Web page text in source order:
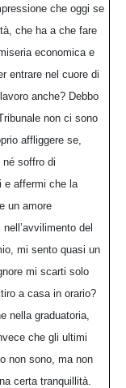
che oggi se
che ha a che fare
economica e
entrare nel cuore di
anche? Debbo
non ci sono
affliggere se,
soffro di
e affermi che la
un amore
del
mi sento quasi un
mi scarti solo
a casa in orario?
nella graduatoria,
che gli ultimi
non sono, ma non
certa tranquillità.